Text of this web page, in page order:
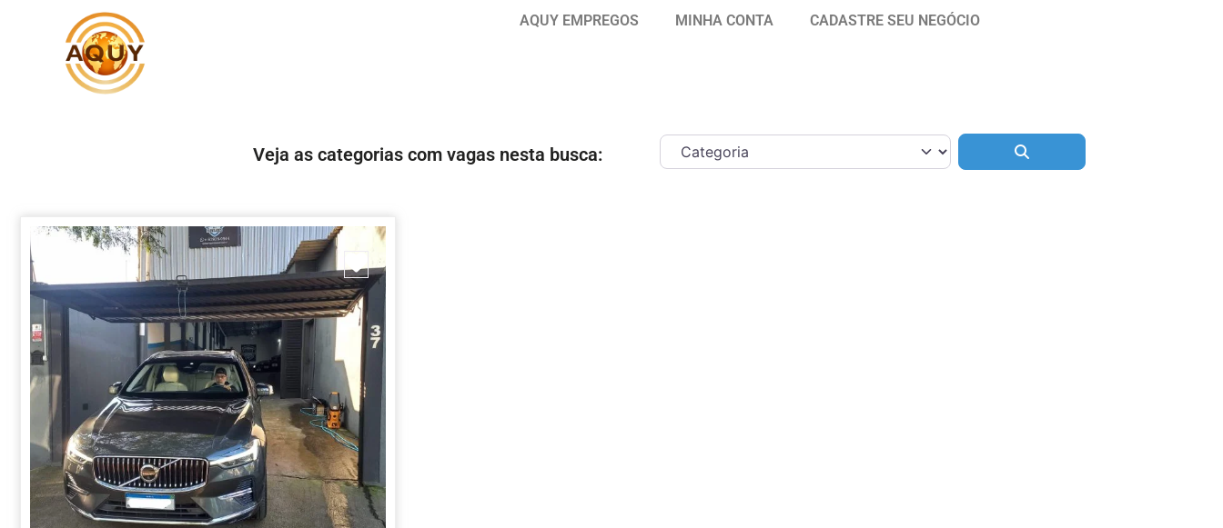
AQUY EMPREGOS MINHA CONTA CADASTRE SEU NEGÓCIO
Veja as categorias com vagas nesta busca:
Marcar como Favorito